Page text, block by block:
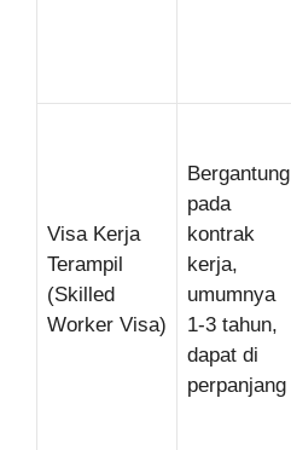
Visa Kerja
Terampil
(Skilled
Worker Visa)
Bergantung
pada
kontrak
kerja,
umumnya
1-3 tahun,
dapat di
perpanjang